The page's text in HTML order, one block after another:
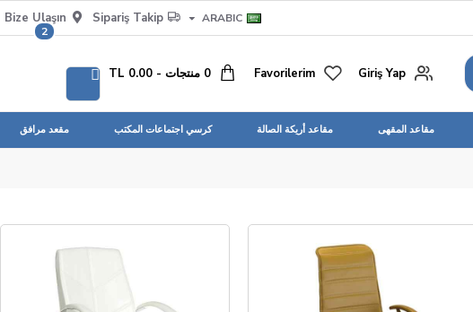
ARABIC
Sipariş Takip
Bize Ulaşın
Giriş Yap
Favorilerim 0 منتجات - 0.00 TL
2
مقاعد المقهى مقاعد أريكة الصالة كرسي اجتماعات المكتب مقعد مرافق